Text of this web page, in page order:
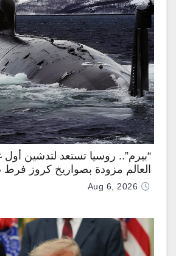
“بيرم”.. روسيا تستعد لتدشين
العالم مزودة بصواريخ كروز فرط
Aug 6, 2026